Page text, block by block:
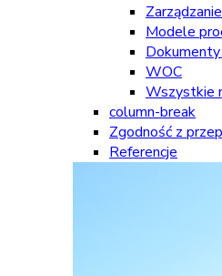
Modele
WOC
Wszystkie
column-break
Zgodność z
Referencje